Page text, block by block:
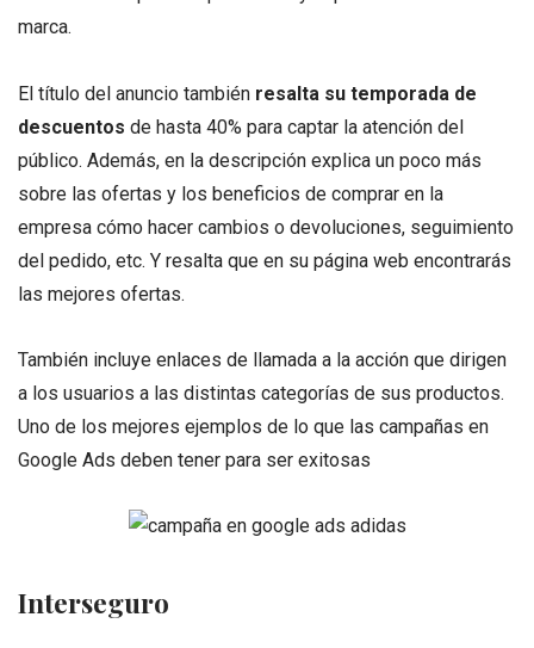
marca.
El título del anuncio también resalta su temporada de
descuentos de hasta 40% para captar la atención del
público. Además, en la descripción explica un poco más
sobre las ofertas y los beneficios de comprar en la
empresa cómo hacer cambios o devoluciones, seguimiento
del pedido, etc. Y resalta que en su página web encontrarás
las mejores ofertas.
También incluye enlaces de llamada a la acción que dirigen
a los usuarios a las distintas categorías de sus productos.
Uno de los mejores ejemplos de lo que las campañas en
Google Ads deben tener para ser exitosas
Interseguro